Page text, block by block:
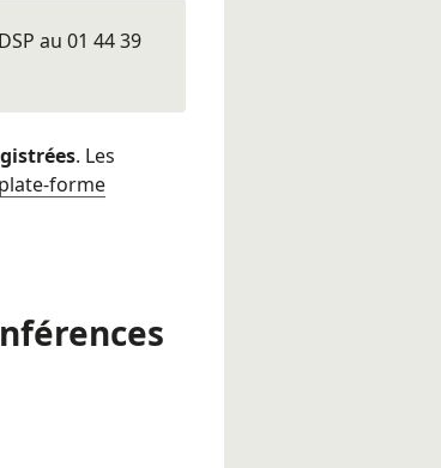
au 01 44 39
. Les
plate-forme